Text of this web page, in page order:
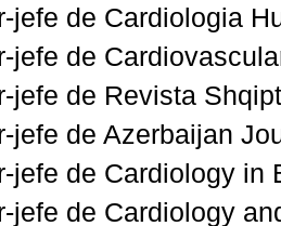
jefe de Cardiologia
jefe de
jefe de Revista
jefe de Azerbaijan
jefe de Cardiology in
jefe de Cardiology